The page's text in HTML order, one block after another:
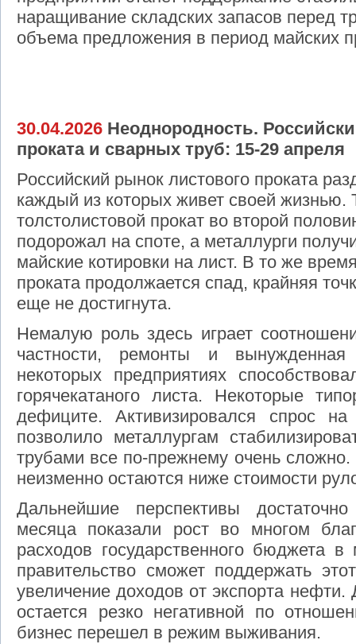
наращивание складских запасов перед
объема предложения в период майских
30.04.2026 Неоднородность.
проката и сварных труб: 15-29 апреля
Российский рынок листового проката
каждый из которых живет своей жизнью.
толстолистовой прокат во второй
подорожал на споте, а металлурги
майские котировки на лист. В то же
проката продолжается спад, крайняя
еще не достигнута.
Немалую роль здесь играет
частности, ремонты и
некоторых предприятиях
горячекатаного листа. Некоторые
дефиците. Активизировался спрос
позволило металлургам
трубами все по-прежнему очень
неизменно остаются ниже стоимости
Дальнейшие перспективы
месяца показали рост во многом
расходов государственного бюджета
правительство сможет поддержать
увеличение доходов от экспорта нефти.
остается резко негативной по
бизнес перешел в режим выживания.